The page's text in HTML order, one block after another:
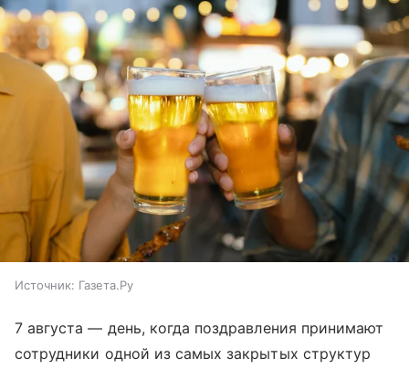
Источник: Газета.Ру
7 августа — день, когда поздравления принимают
сотрудники одной из самых закрытых структур